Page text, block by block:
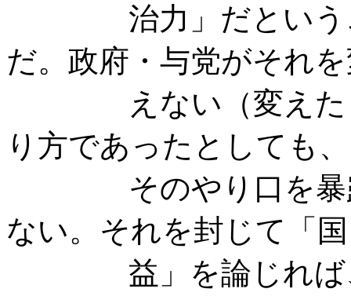
治力」だというこ
だ。政府・与党がそれ
えない（変えたく
り方であったとしても、
そのやり口を暴露
ない。それを封じて「国
益」を論じれば、